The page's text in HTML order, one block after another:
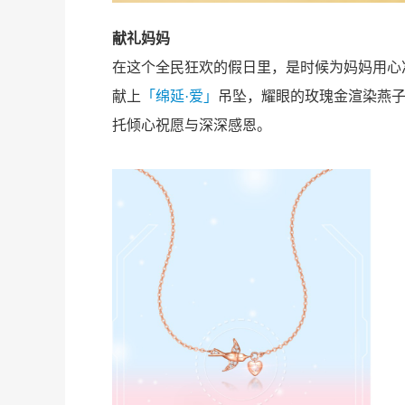
献礼妈妈
在这个全民狂欢的假日里，是时候为妈妈用
献上
「绵延·爱」
吊坠，耀眼的玫瑰金渲染燕
托倾心祝愿与深深感恩。